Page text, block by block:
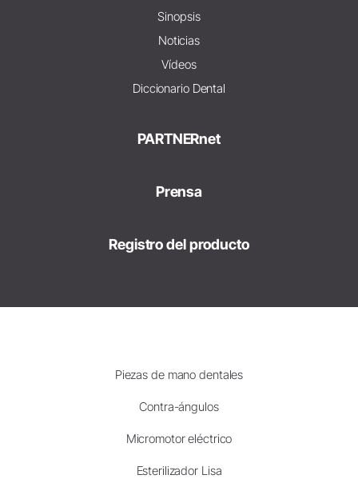
Sinopsis
Noticias
Vídeos
Diccionario Dental
PARTNERnet
Prensa
Registro del producto
Piezas de mano dentales
Contra-ángulos
Micromotor eléctrico
Esterilizador Lisa